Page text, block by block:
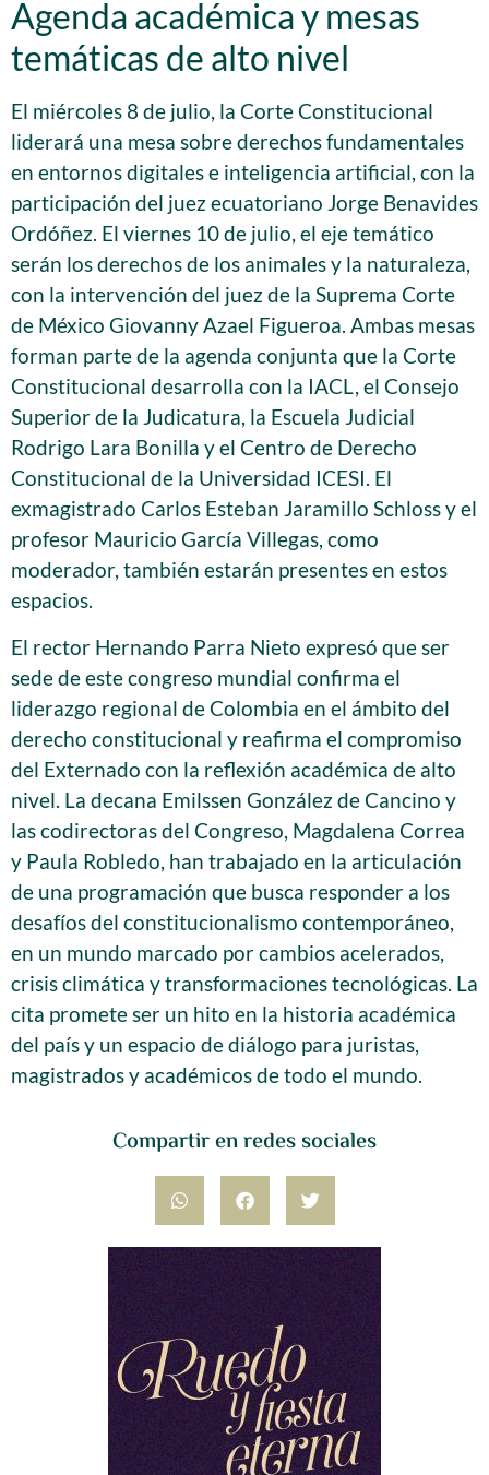
Compartir en redes sociales
Agenda académica y mesas
temáticas de alto nivel
El miércoles 8 de julio, la Corte Constitucional
liderará una mesa sobre derechos fundamentales
en entornos digitales e inteligencia artificial, con la
participación del juez ecuatoriano Jorge Benavides
Ordóñez. El viernes 10 de julio, el eje temático
serán los derechos de los animales y la naturaleza,
con la intervención del juez de la Suprema Corte
de México Giovanny Azael Figueroa. Ambas mesas
forman parte de la agenda conjunta que la Corte
Constitucional desarrolla con la IACL, el Consejo
Superior de la Judicatura, la Escuela Judicial
Rodrigo Lara Bonilla y el Centro de Derecho
Constitucional de la Universidad ICESI. El
exmagistrado Carlos Esteban Jaramillo Schloss y el
profesor Mauricio García Villegas, como
moderador, también estarán presentes en estos
espacios.
El rector Hernando Parra Nieto expresó que ser
sede de este congreso mundial confirma el
liderazgo regional de Colombia en el ámbito del
derecho constitucional y reafirma el compromiso
del Externado con la reflexión académica de alto
nivel. La decana Emilssen González de Cancino y
las codirectoras del Congreso, Magdalena Correa
y Paula Robledo, han trabajado en la articulación
de una programación que busca responder a los
desafíos del constitucionalismo contemporáneo,
en un mundo marcado por cambios acelerados,
crisis climática y transformaciones tecnológicas. La
cita promete ser un hito en la historia académica
del país y un espacio de diálogo para juristas,
magistrados y académicos de todo el mundo.